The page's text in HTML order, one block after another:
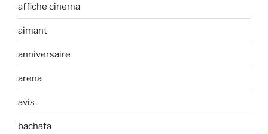
affiche cinema
aimant
anniversaire
arena
avis
bachata